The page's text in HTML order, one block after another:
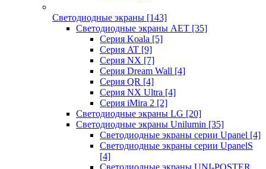
Светодиодные экраны [143]
Светодиодные экраны AET [35]
Cерия Koala [5]
Серия AT [9]
Серия NX [7]
Серия Dream Wall [4]
Серия QR [4]
Серия NX Ultra [4]
Серия iMira 2 [2]
Светодиодные экраны LG [20]
Светодиодные экраны Unilumin [35]
Светодиодные экраны серии Upanel [4]
Светодиодные экраны серии UpanelS
[4]
Светодиодные экраны UNI-POSTER